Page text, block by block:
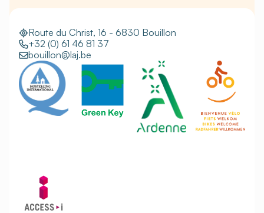
Route du Christ, 16 - 6830 Bouillon
+32 (0) 61 46 81 37
bouillon@laj.be